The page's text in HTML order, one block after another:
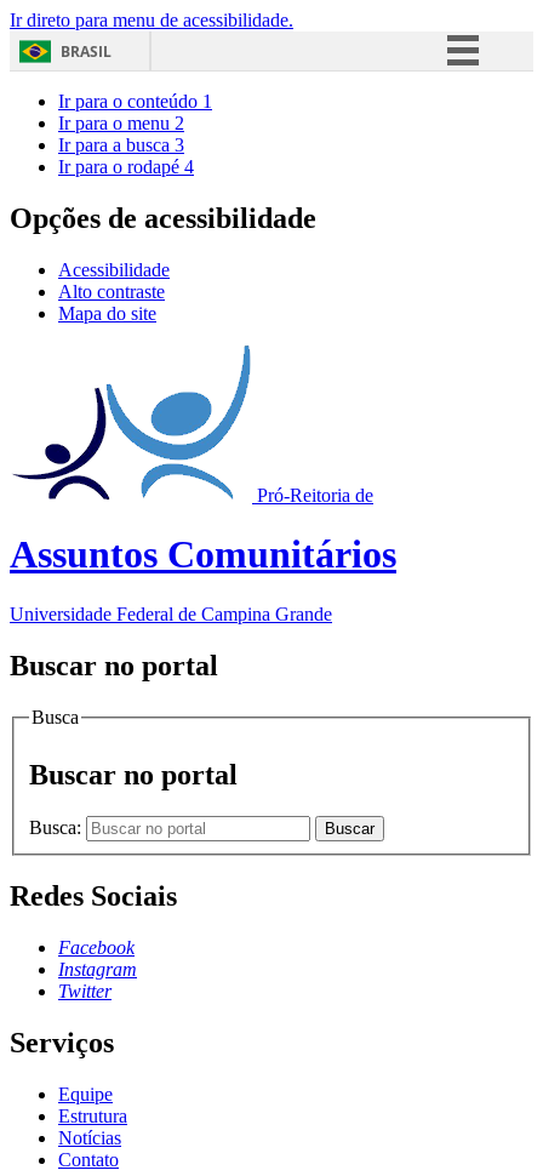
Ir direto para menu de acessibilidade.
BRASIL
Acesso à informação
Ir para o conteúdo 1
Ir para o menu 2
Ir para a busca 3
Ir para o rodapé 4
Opções de acessibilidade
Acessibilidade
Alto contraste
Mapa do site
Pró-Reitoria de
Assuntos Comunitários
Universidade Federal de Campina Grande
Buscar no portal
Busca
Buscar no portal
Busca: Buscar
Redes Sociais
Facebook
Instagram
Twitter
Serviços
Equipe
Estrutura
Notícias
Contato